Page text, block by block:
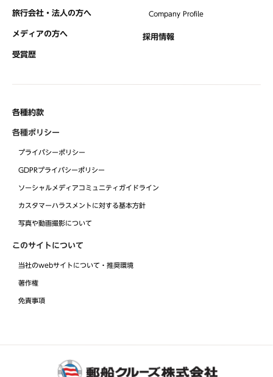
旅行会社・法人の方へ
メディアの方へ
受賞歴
Company Profile
採用情報
各種約款
各種ポリシー
プライバシーポリシー
GDPRプライバシーポリシー
ソーシャルメディアコミュニティガイドライン
カスタマーハラスメントに対する基本方針
写真や動画撮影について
このサイトについて
当社のwebサイトについて・推奨環境
著作権
免責事項